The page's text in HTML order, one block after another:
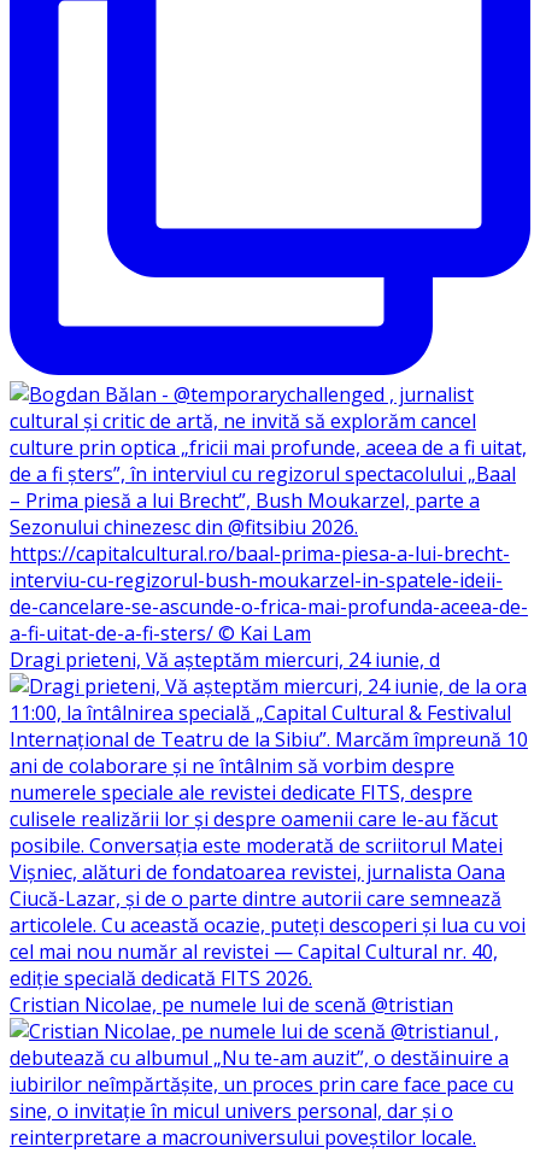
Dragi prieteni, Vă așteptăm miercuri, 24 iunie, d
Cristian Nicolae, pe numele lui de scenă @tristian